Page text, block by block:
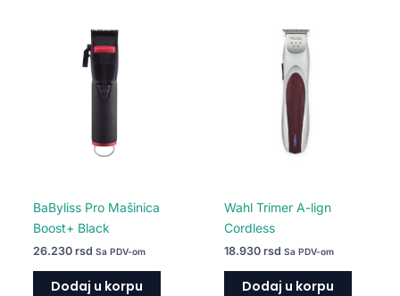
BaByliss Pro Mašinica
Boost+ Black
26.230 rsd Sa PDV-om
Dodaj u korpu
Wahl Trimer A-lign
Cordless
18.930 rsd Sa PDV-om
Dodaj u korpu